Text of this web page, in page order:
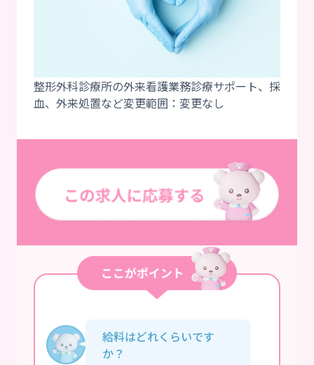
整形外科診療所の外来看護業務診療サポート、採
給料はどれくらいです
か？